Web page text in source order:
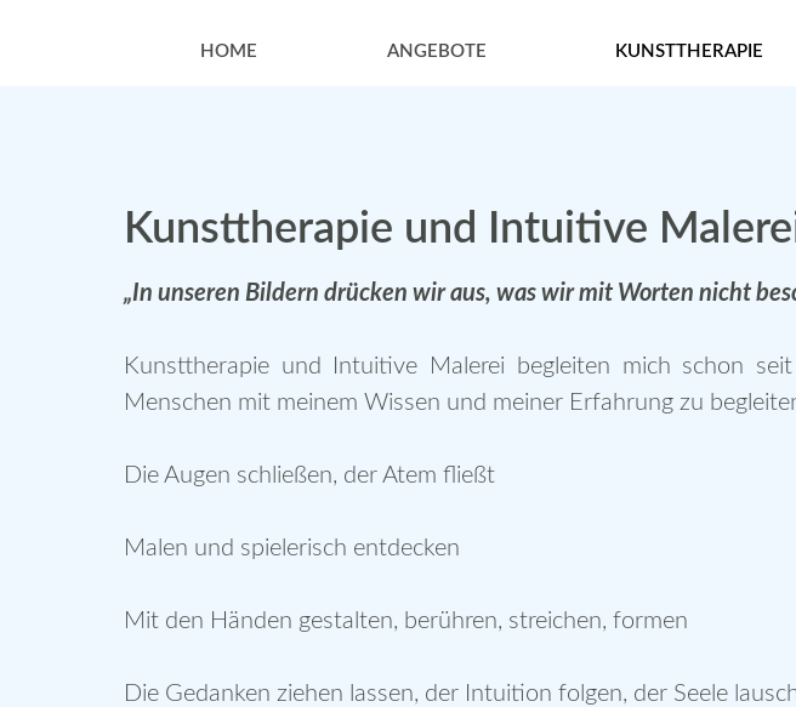
HOME ANGEBOTE KUNSTTHERAPIE
Kunsttherapie und Intuitive
„In unseren Bildern drücken wir aus, was wir mit Worten nicht
Kunsttherapie und Intuitive Malerei begleiten mich schon
Menschen mit meinem Wissen und meiner Erfahrung zu
Die Augen schließen, der Atem fließt
Malen und spielerisch entdecken
Mit den Händen gestalten, berühren, streichen, formen
Die Gedanken ziehen lassen, der Intuition folgen, der Seele